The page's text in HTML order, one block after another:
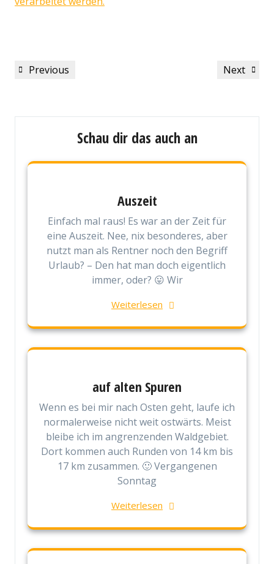
Beitragsnavigation
Previous
Previous
Next
Next
Schau dir das auch an
Auszeit
Einfach mal raus! Es war an der Zeit für
eine Auszeit. Nee, nix besonderes, aber
nutzt man als Rentner noch den Begriff
Urlaub? – Den hat man doch eigentlich
immer, oder? 😛 Wir
Weiterlesen
auf alten Spuren
Wenn es bei mir nach Osten geht, laufe ich
normalerweise nicht weit ostwärts. Meist
bleibe ich im angrenzenden Waldgebiet.
Dort kommen auch Runden von 14 km bis
17 km zusammen. 🙂 Vergangenen
Sonntag
Weiterlesen